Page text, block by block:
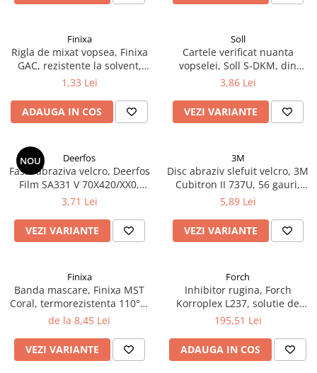
Finixa
Rigla de mixat vopsea, Finixa
GAC, rezistente la solvent,
lungime 23cm
1,33 Lei
ADAUGA IN COS
Soll
Cartele verificat nuanta
vopselei, Soll S-DKM, din
metal diferite culori, pret 1
3,86 Lei
VEZI VARIANTE
NOU Deerfos
Fasie abraziva velcro, Deerfos
Film SA331 V 70X420/XX0,
slefuire pe uscat sau umed,
3,71 Lei
VEZI VARIANTE
3M
Disc abraziv slefuit velcro, 3M
Cubitron II 737U, 56 gauri,
duritate P80 - P320, diametru
5,89 Lei
VEZI VARIANTE
Finixa
Banda mascare, Finixa MST
Coral, termorezistenta 110°C,
latime la alegere, lungime 50
de la 8,45 Lei
VEZI VARIANTE
Forch
Inhibitor rugina, Forch
Korroplex L237, solutie de
neutralizare a ruginii,
litru
195,51 Lei
ADAUGA IN COS